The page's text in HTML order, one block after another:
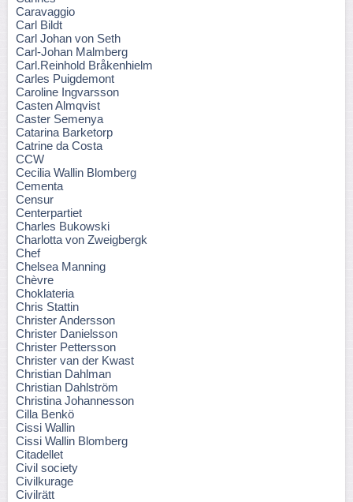
Caravaggio
Carl Bildt
Carl Johan von Seth
Carl-Johan Malmberg
Carl.Reinhold Bråkenhielm
Carles Puigdemont
Caroline Ingvarsson
Casten Almqvist
Caster Semenya
Catarina Barketorp
Catrine da Costa
CCW
Cecilia Wallin Blomberg
Cementa
Censur
Centerpartiet
Charles Bukowski
Charlotta von Zweigbergk
Chef
Chelsea Manning
Chèvre
Choklateria
Chris Stattin
Christer Andersson
Christer Danielsson
Christer Pettersson
Christer van der Kwast
Christian Dahlman
Christian Dahlström
Christina Johannesson
Cilla Benkö
Cissi Wallin
Cissi Wallin Blomberg
Citadellet
Civil society
Civilkurage
Civilrätt